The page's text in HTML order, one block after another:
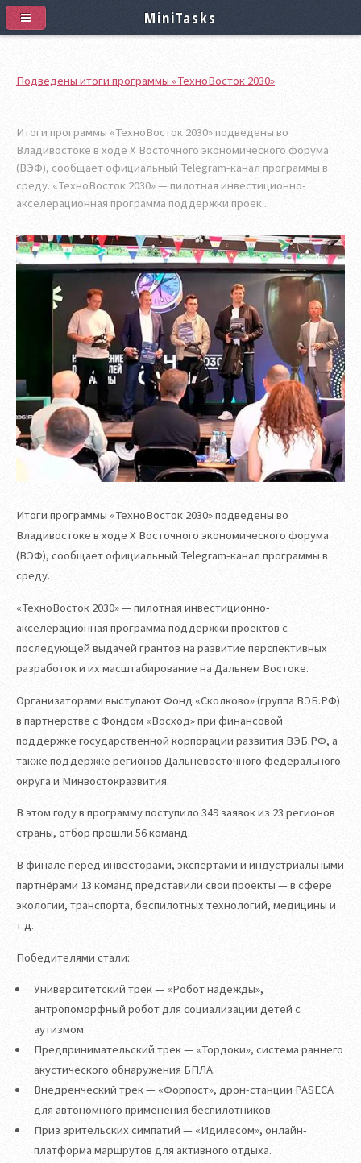
Подведены итоги программы «ТехноВосток 2030»
Итоги программы «ТехноВосток 2030» подведены во
Владивостоке в ходе X Восточного экономического форума
(ВЭФ), сообщает официальный Telegram-канал программы в
среду. «ТехноВосток 2030» — пилотная инвестиционно-
акселерационная программа поддержки проек...
Итоги программы «ТехноВосток 2030» подведены во
Владивостоке в ходе X Восточного экономического форума
(ВЭФ), сообщает официальный Telegram-канал программы в
среду.
«ТехноВосток 2030» — пилотная инвестиционно-
акселерационная программа поддержки проектов с
последующей выдачей грантов на развитие перспективных
разработок и их масштабирование на Дальнем Востоке.
Организаторами выступают Фонд «Сколково» (группа ВЭБ.РФ)
в партнерстве с Фондом «Восход» при финансовой
поддержке государственной корпорации развития ВЭБ.РФ, а
также поддержке регионов Дальневосточного федерального
округа и Минвостокразвития.
В этом году в программу поступило 349 заявок из 23 регионов
страны, отбор прошли 56 команд.
В финале перед инвесторами, экспертами и индустриальными
партнёрами 13 команд представили свои проекты — в сфере
экологии, транспорта, беспилотных технологий, медицины и
т.д.
Победителями стали:
Университетский трек — «Робот надежды»,
антропоморфный робот для социализации детей с
аутизмом.
Предпринимательский трек — «Тордоки», система раннего
акустического обнаружения БПЛА.
Внедренческий трек — «Форпост», дрон-станции PASECA
для автономного применения беспилотников.
Приз зрительских симпатий — «Идилесом», онлайн-
платформа маршрутов для активного отдыха.
MiniTasks